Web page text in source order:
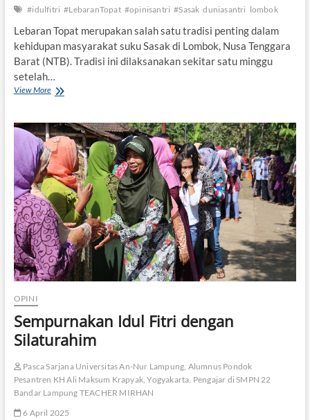
d
r
a
#idulfitri #LebaranTopat #opinisantri #Sasak duniasantri lombok
Lebaran Topat merupakan salah satu tradisi penting dalam
kehidupan masyarakat suku Sasak di Lombok, Nusa Tenggara
Barat (NTB). Tradisi ini dilaksanakan sekitar satu minggu
setelah…
View MoreT
d
i
s
L
b
a
r
a
n
T
o
M
a
y
a
k
OPINI
Sempurnakan Idul Fitri dengan
Silaturahim
Pasca Sarjana Universitas An-Nur Lampung, Alumnus Pondok
Pesantren KH Ali Maksum Krapyak, Yogyakarta. Pengajar di SMPN 22
Bandar Lampung TEACHER MIRHAN
6 April 2025